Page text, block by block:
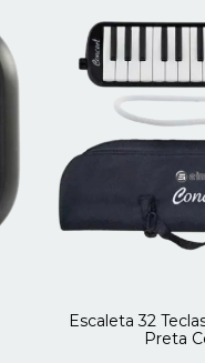
Escaleta 32
Preta